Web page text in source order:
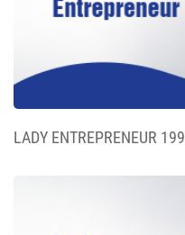
LADY ENTREPRENEUR